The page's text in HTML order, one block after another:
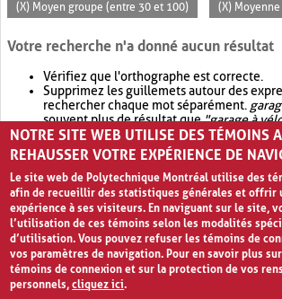
(X) Moyen groupe (entre 30 et 100) (X) Moyenne
Votre recherche n'a donné aucun résultat
Vérifiez que l'orthographe est correcte.
Supprimez les guillemets autour des
rechercher chaque mot séparément.
souvent plus de résultat que"garage à
Envisagez d'élargir votre recherche avec
retournera souvent plus de résultat que
NOTRE SITE WEB UTILISE DES TÉMOINS
REHAUSSER VOTRE EXPÉRIENCE DE
Le site web de Polytechnique Montréal utilise des
afin de recueillir des statistiques générales et offrir
expérience à ses visiteurs. En naviguant sur le site,
l’utilisation de ces témoins selon les modalités
d’utilisation. Vous pouvez refuser les témoins de
vos paramètres de navigation. Pour en savoir plus
témoins de connexion et sur la protection de vos
personnels,cliquez ici.